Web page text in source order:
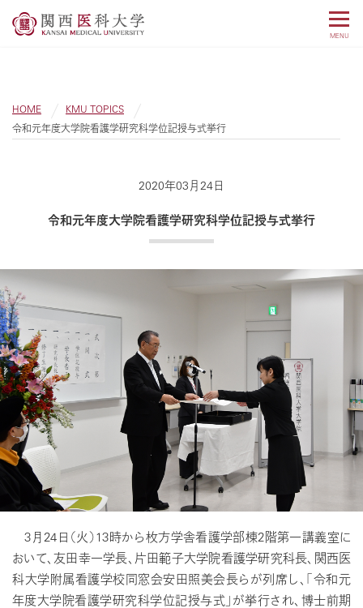
MENU
HOME
KMU TOPICS
令和元年度大学院看護学研究科学位記授与式挙行
2020年03月24日
令和元年度大学院看護学研究科学位記授与式挙行
3月24日（火）13時から枚方学舎看護学部棟2階第一講義室に
おいて、友田幸一学長、片田範子大学院看護学研究科長、関西医
科大学附属看護学校同窓会安田照美会長らが列席し、「令和元
年度大学院看護学研究科学位記授与式」が挙行され、博士前期